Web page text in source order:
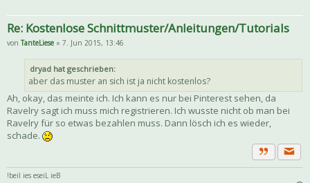
Re: Kostenlose Schnittmuster/Anleitungen/Tutorials
von TanteLiese » 7. Jun 2015, 13:46
dryad hat geschrieben:
aber das muster an sich ist ja nicht kostenlos?
Ah, okay, das meinte ich. Ich kann es nur bei Pinterest sehen, da
Ravelry sagt ich muss mich registrieren. Ich wusste nicht ob man bei
Ravelry für so etwas bezahlen muss. Dann lösch ich es wieder,
schade.
Zitat
!beil ies eseiL ieB